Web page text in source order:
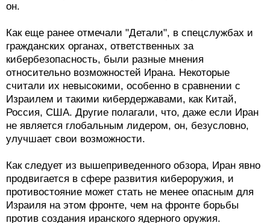
он.
Как еще ранее отмечали "Детали", в спецслужбах и
гражданских органах, ответственных за
кибербезопасность, были разные мнения
относительно возможностей Ирана. Некоторые
считали их невысокими, особенно в сравнении с
Израилем и такими кибердержавами, как Китай,
Россия, США. Другие полагали, что, даже если Иран
не является глобальным лидером, он, безусловно,
улучшает свои возможности.
Как следует из вышеприведенного обзора, Иран явно
продвигается в сфере развития кибероружия, и
противостояние может стать не менее опасным для
Израиля на этом фронте, чем на фронте борьбы
против создания иранского ядерного оружия.